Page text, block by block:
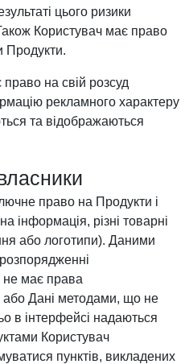
цього ризики
Користувач має право
Продукти.
на свій розсуд
рекламного характеру
та відображаються
право на Продукти і
інформація, різні товарні
або логотипи). Даними
не має права
або Дані методами, що не
в інтерфейсі надаються
Користувач
пунктів, викладених